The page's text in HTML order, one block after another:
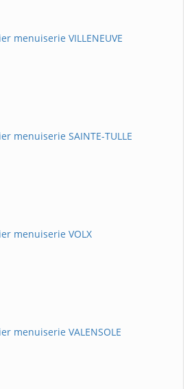
menuiserie VILLENEUVE
menuiserie SAINTE-TULLE
menuiserie VOLX
menuiserie VALENSOLE